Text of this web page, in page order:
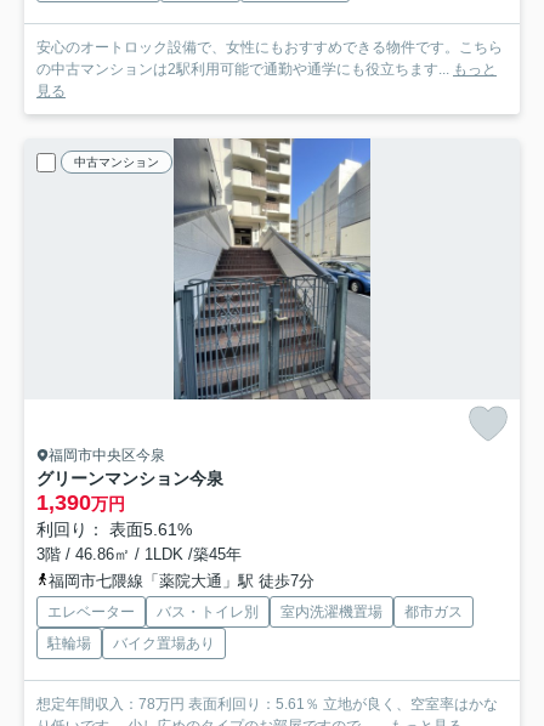
安心のオートロック設備で、女性にもおすすめできる物件です。こちら
の中古マンションは2駅利用可能で通勤や通学にも役立ちます...
もっと
見る
中古マンション
福岡市中央区今泉
グリーンマンション今泉
1,390万円
利回り： 表面5.61%
3階 / 46.86㎡ / 1LDK /築45年
福岡市七隈線「薬院大通」駅 徒歩7分
エレベーター バス・トイレ別 室内洗濯機置場
都市ガス
駐輪場
バイク置場あり
想定年間収入：78万円 表面利回り：5.61％ 立地が良く、空室率はかな